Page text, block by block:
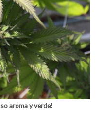
aroma y verde!